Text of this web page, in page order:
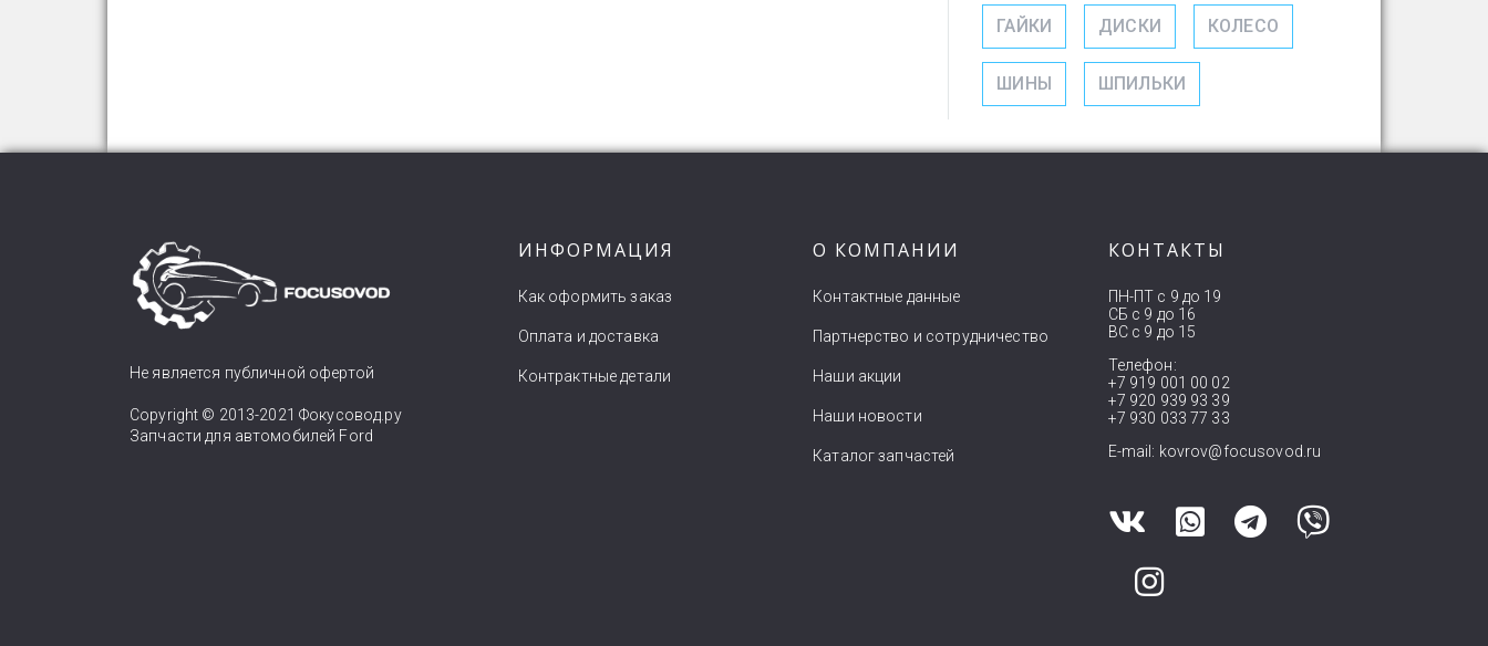
ГАЙКИ ДИСКИ КОЛЕСО
ШИНЫ ШПИЛЬКИ
Не является публичной офертой
Copyright © 2013-2021 Фокусовод.ру
Запчасти для автомобилей Ford
ИНФОРМАЦИЯ
Как оформить заказ
Оплата и доставка
Контрактные детали
О КОМПАНИИ
Контактные данные
Партнерство и сотрудничество
Наши акции
Наши новости
Каталог запчастей
КОНТАКТЫ
ПН-ПТ с 9 до 19
СБ с 9 до 16
ВС с 9 до 15
Телефон:
+7 919 001 00 02
+7 920 939 93 39
+7 930 033 77 33
E-mail: kovrov@focusovod.ru